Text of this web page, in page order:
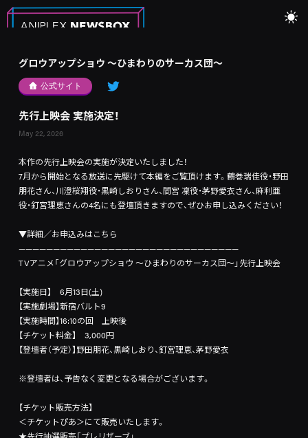
グロウアップショウ ～ひまわりのサーカス団～
公式サイト
先行上映会 実施決定！
May 22, 2026
本作の先行上映会の実施が決定いたしました！
7月から開始となる放送に先駆けて本編をご覧頂けます。鶴巻瑞佳役・野田
朋花さん、川澄桜翔役・黒崎しおりさん、間宮 凜役・茅野愛衣さん、麻利亜
役・釘宮理恵さんの4名にも登壇頂きますので、ぜひお申し込みください！
▼詳細／お申込みはこちら
————————————————————————————————
TVアニメ「グロウアップショウ ～ひまわりのサーカス団～」先行上映会
【実施日】 6月13日(土)
【実施劇場】新宿バルト9
【実施時間】16:10の回 上映後
【チケット料金】 3,000円
【登壇者（予定）】野田朋花、黒崎しおり、釘宮理恵、茅野愛衣
※登壇者は、予告なく変更となる場合がございます。
【チケット販売方法】
＜チケットぴあ＞にて販売いたします。